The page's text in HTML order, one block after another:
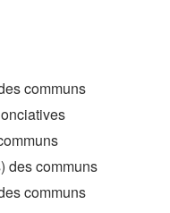
communs
des communs
communs